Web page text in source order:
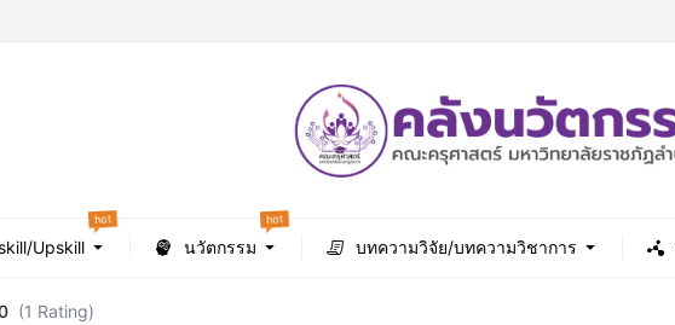
Upskill
hot
นวัตกรรม
hot
บทความวิจัย/บทความวิชาการ
(1 Rating)